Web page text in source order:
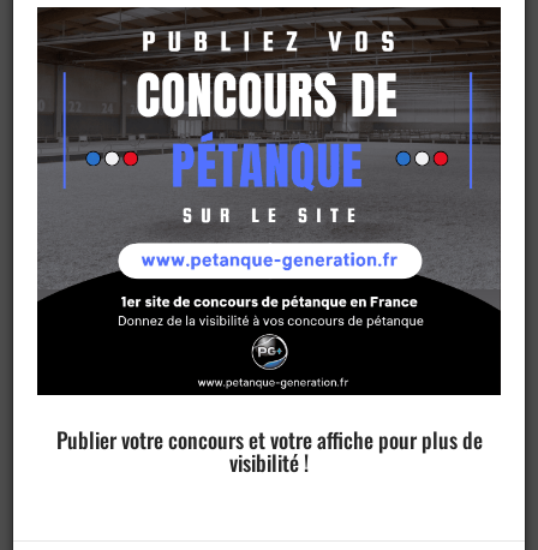
Publier votre concours et votre affiche pour plus de
visibilité !